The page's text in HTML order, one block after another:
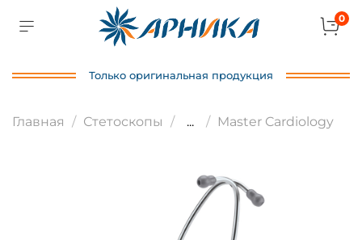
0
Только оригинальная продукция
Главная Стетоскопы ... Master Cardiology